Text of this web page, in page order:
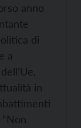
anno
di
a
in